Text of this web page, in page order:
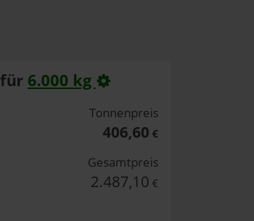
6.000 kg
Tonnenpreis
406,60 €
Gesamtpreis
2.487,10 €